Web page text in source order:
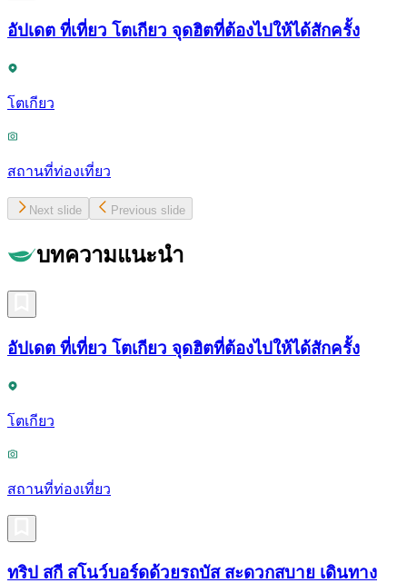
อัปเดต ที่เที่ยว โตเกียว จุดฮิตที่ต้องไปให้ได้สักครั้ง
โตเกียว
สถานที่ท่องเที่ยว
Next slide Previous slide
บทความแนะนำ
อัปเดต ที่เที่ยว โตเกียว จุดฮิตที่ต้องไปให้ได้สักครั้ง
โตเกียว
สถานที่ท่องเที่ยว
ทริป สกี สโนว์บอร์ดด้วยรถบัส สะดวกสบาย เดินทาง